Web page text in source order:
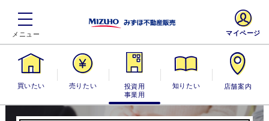
買いたい 売りたい
投資用・事業
用
知りたい 店舗案内
マイページ